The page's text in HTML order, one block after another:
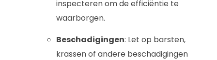
inspecteren om de efficiëntie te
waarborgen.
Beschadigingen: Let op barsten,
krassen of andere beschadigingen